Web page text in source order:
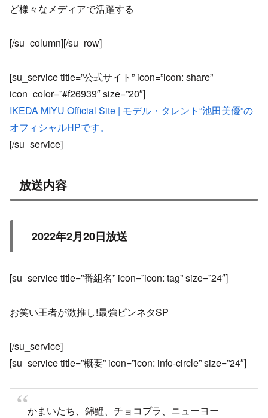
ど様々なメディアで活躍する
[/su_column][/su_row]
[su_service title=”公式サイト” icon=”icon: share”
icon_color=”#f26939″ size=”20″]
IKEDA MIYU Official Site | モデル・タレント“池田美優”の
オフィシャルHPです。
[/su_service]
放送内容
2022年2月20日放送
[su_service title=”番組名” icon=”icon: tag” size=”24″]
お笑い王者が激推し!最強ピンネタSP
[/su_service]
[su_service title=”概要” icon=”icon: info-circle” size=”24″]
かまいたち、錦鯉、チョコプラ、ニューヨー